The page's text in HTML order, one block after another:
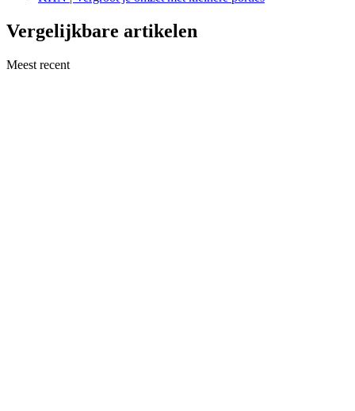
Vergelijkbare artikelen
Meest recent